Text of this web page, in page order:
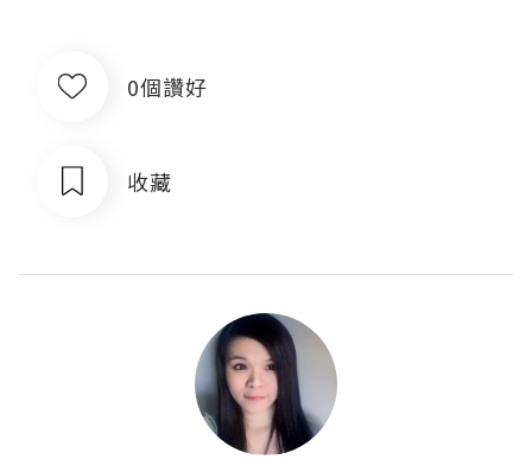
0個讚好
收藏